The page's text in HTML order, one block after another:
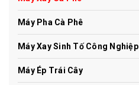
Máy Pha Cà Phê
Máy Xay Sinh Tố Công Nghiệp
Máy Ép Trái Cây